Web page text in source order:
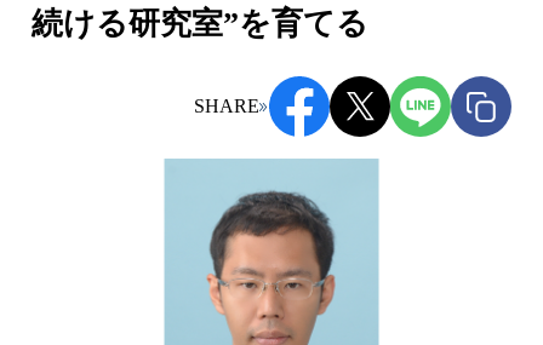
一
続ける研究室”を育てる
SHARE